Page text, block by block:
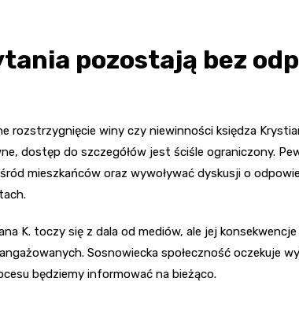
pozostają bez
rozstrzygnięcie winy czy niewinności księdza
dostęp do szczegółów jest ściśle ograniczony.
mieszkańców oraz wywoływać dyskusji o
K. toczy się z dala od mediów, ale jej
Sosnowiecka społeczność oczekuje
będziemy informować na bieżąco.